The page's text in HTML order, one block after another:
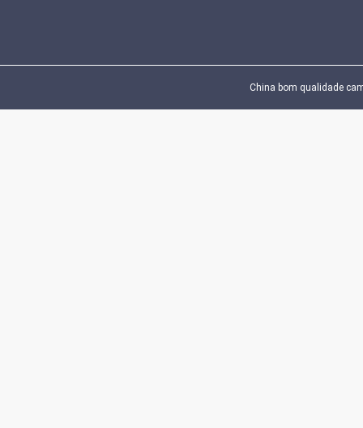
China bom qualidade